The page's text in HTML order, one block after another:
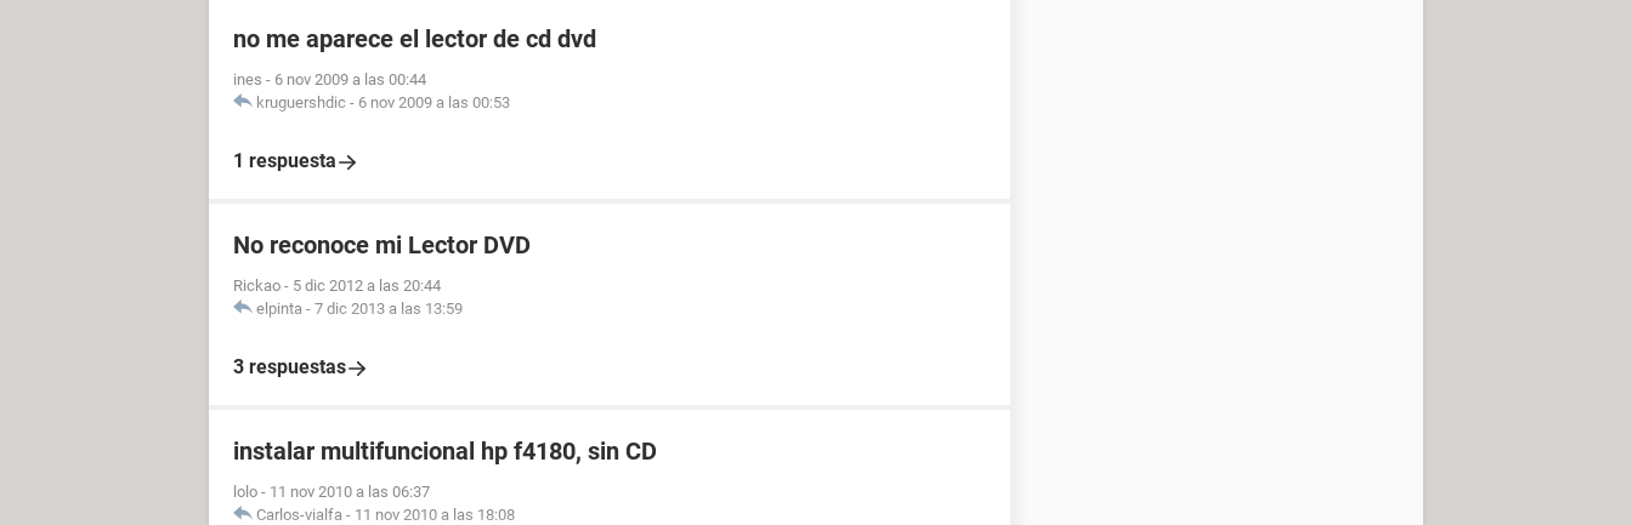
no me aparece el lector de cd dvd
ines - 6 nov 2009 a las 00:44
kruguershdic - 6 nov 2009 a las 00:53
1 respuesta
No reconoce mi Lector DVD
Rickao - 5 dic 2012 a las 20:44
elpinta - 7 dic 2013 a las 13:59
3 respuestas
instalar multifuncional hp f4180, sin CD
lolo - 11 nov 2010 a las 06:37
Carlos-vialfa - 11 nov 2010 a las 18:08